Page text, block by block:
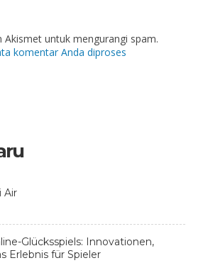
Akismet untuk mengurangi spam.
komentar Anda diproses
Air
Glücksspiels: Innovationen,
Erlebnis für Spieler